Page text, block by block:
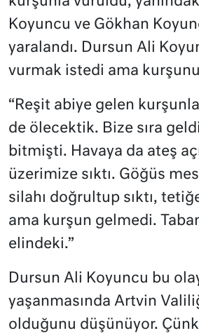
Koyuncu ve Gökhan
yaralandı. Dursun Ali
vurmak istedi ama
“Reşit abiye gelen
de ölecektik. Bize sıra
bitmişti. Havaya da ateş
üzerimize sıktı. Göğüs
silahı doğrultup sıktı,
ama kurşun gelmedi.
elindeki.”
Dursun Ali Koyuncu bu
yaşanmasında Artvin
olduğunu düşünüyor.